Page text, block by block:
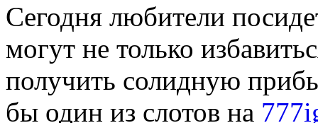
Сегодня любители
могут не только
получить солидную
бы один из слотов на